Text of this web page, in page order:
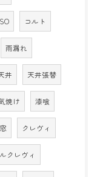
コルト
雨漏れ
井 天井張替
焼け 漆喰
クレヴィ
クレヴィ